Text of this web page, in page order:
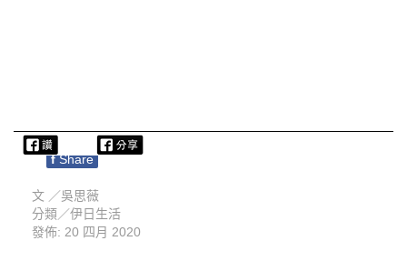
f Share
文 ／吳思薇
分類／伊日生活
發佈: 20 四月 2020